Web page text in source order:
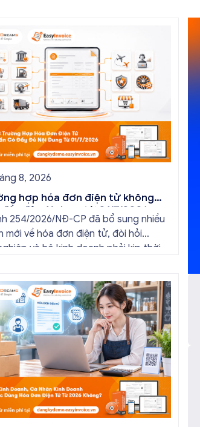
8, 2026
hợp hóa đơn điện tử không
đầy đủ nội dung từ 01/7/2026
254/2026/NĐ-CP đã bổ sung nhiều
mới về hóa đơn điện tử, đòi hỏi
và hộ kinh doanh phải kịp thời
trường hợp hóa đơn điện tử không